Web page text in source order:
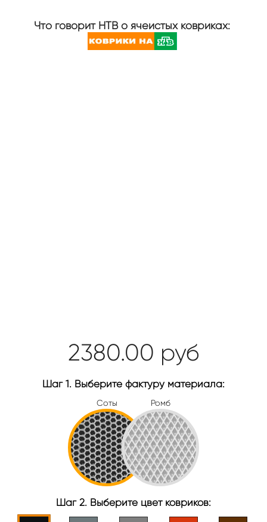
Что говорит НТВ о ячеистых ковриках:
2380.00 руб
Шаг 1. Выберите фактуру материала:
Соты Ромб
Шаг 2. Выберите цвет ковриков: